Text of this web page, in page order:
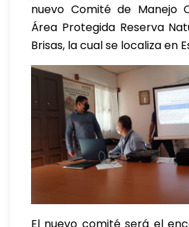
nuevo Comité de Manejo
Área Protegida Reserva
Brisas, la cual se localiza en